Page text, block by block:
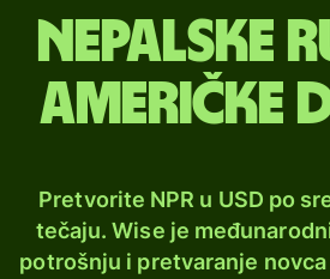
Nepalske
američke
Pretvorite NPR u USD po
tečaju. Wise je
potrošnju i pretvaranje